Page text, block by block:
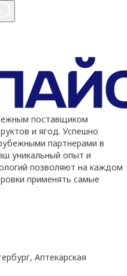
поставщиком
и ягод. Успешно
партнерами в
уникальный опыт и
позволяют на каждом
применять самые
Аптекарская